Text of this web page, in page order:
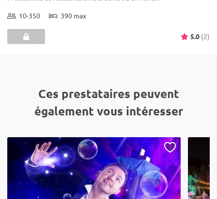
10-350 390 max
5.0 (2)
Ces prestataires peuvent
également vous intéresser